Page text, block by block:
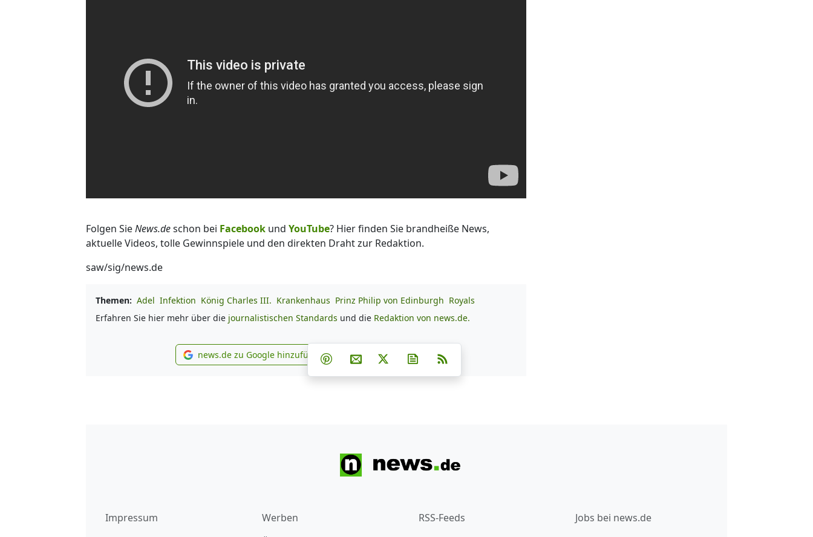
Folgen SieNews.deschon bei Facebook und YouTube? Hier finden Sie brandheiße News,
aktuelle Videos, tolle Gewinnspiele und den direkten Draht zur Redaktion.
saw/sig/news.de
Themen: Adel Infektion König Charles III. Krankenhaus Prinz Philip von Edinburgh Royals
Erfahren Sie hier mehr über die journalistischen Standards und die Redaktion von news.de.
news.de zu Google hinzufügen
news.de zu Google hinzufügen Teilen auf Facebook
Teilen auf Whatsapp
Teilen auf Telegram
Teilen auf Pinterest
Per E-Mail teilen
Post auf XNewsletter abonnieren
Impressum
Werben
RSS-Feeds
Jobs bei news.de